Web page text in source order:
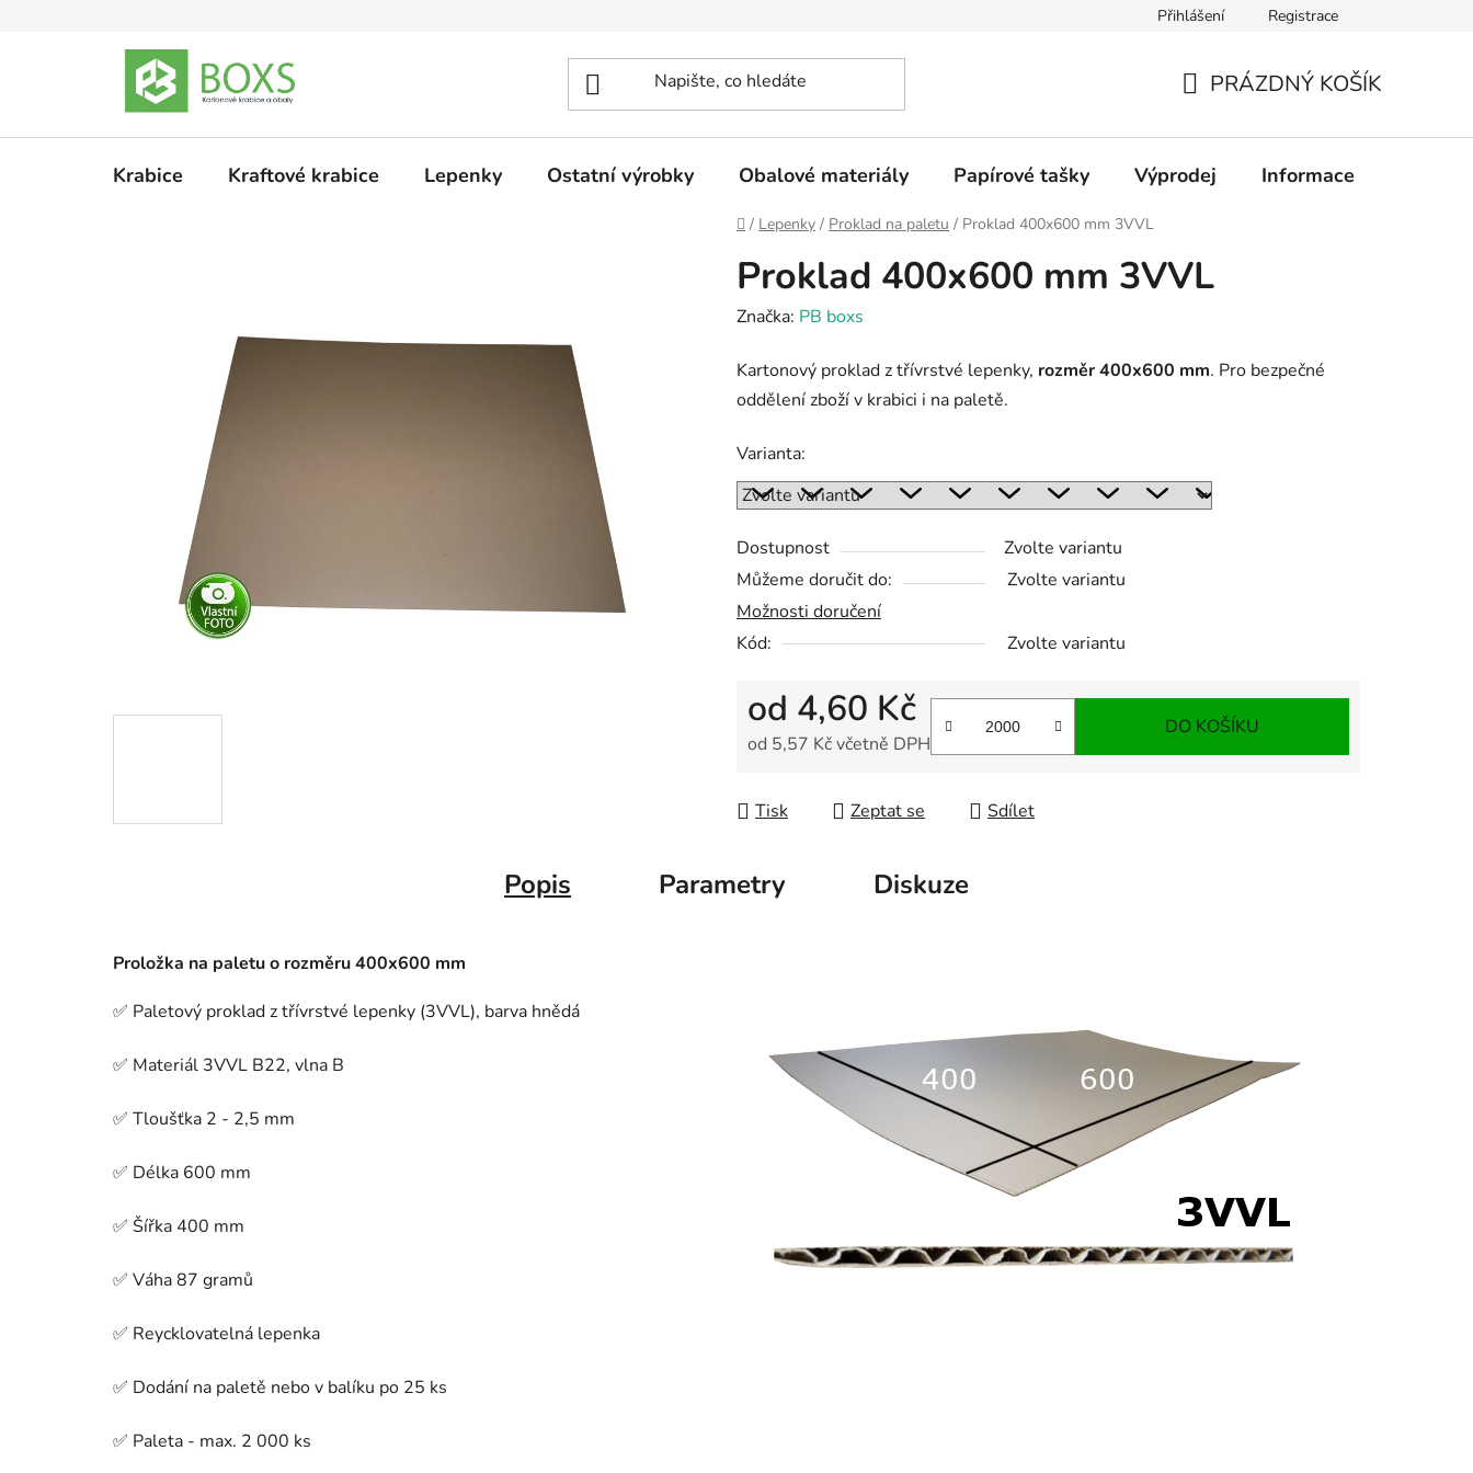
Přihlášení Registrace
KOŠÍK
PRÁZDNÝ KOŠÍK
Krabice Kraftové krabice Lepenky Ostatní výrobky Obalové materiály Papírové tašky Výprodej Informace
Domů
/ Lepenky / Proklad na paletu / Proklad 400x600 mm 3VVL
Proklad 400x600 mm 3VVL
Značka: PB boxs
Kartonový proklad z třívrstvé lepenky, rozměr 400x600 mm. Pro bezpečné
oddělení zboží v krabici i na paletě.
Varianta:
Dostupnost
Zvolte variantu
Můžeme doručit do:
Zvolte variantu
Možnosti doručení
Kód:
Zvolte variantu
od 4,60 Kč
od 5,57 Kčvčetně DPH
DO KOŠÍKU
Tisk Zeptat se Sdílet
Popis Parametry Diskuze
Proložka na paletuo rozměru 400x600 mm
✅ Paletový proklad z třívrstvé lepenky (3VVL), barva hnědá
✅ Materiál 3VVL B22, vlna B
✅ Tloušťka 2 - 2,5 mm
✅ Délka 600 mm
✅ Šířka 400 mm
✅ Váha 87 gramů
✅ Reycklovatelná lepenka
✅ Dodání na paletě nebo v balíku po 25 ks
✅ Paleta - max. 2 000 ks